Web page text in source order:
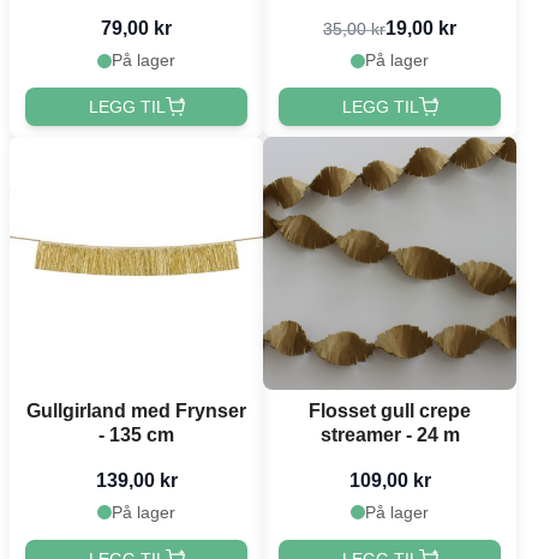
79,00 kr
På lager
LEGG TIL
35,00 kr19,00 kr
På lager
LEGG TIL
Gullgirland med Frynser
- 135 cm
139,00 kr
På lager
Flosset gull crepe
streamer - 24 m
109,00 kr
På lager